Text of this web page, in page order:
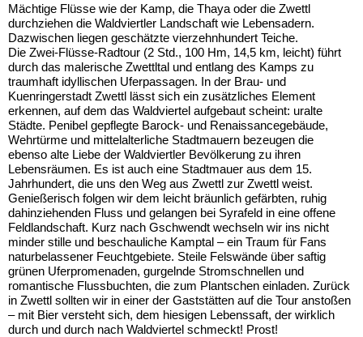
Mächtige Flüsse wie der Kamp, die Thaya oder die Zwettl
durchziehen die Waldviertler Landschaft wie Lebensadern.
Dazwischen liegen geschätzte vierzehnhundert Teiche.
Die Zwei-Flüsse-Radtour (2 Std., 100 Hm, 14,5 km, leicht) führt
durch das malerische Zwettltal und entlang des Kamps zu
traumhaft idyllischen Uferpassagen. In der Brau- und
Kuenringerstadt Zwettl lässt sich ein zusätzliches Element
erkennen, auf dem das Waldviertel aufgebaut scheint: uralte
Städte. Penibel gepflegte Barock- und Renaissancegebäude,
Wehrtürme und mittelalterliche Stadtmauern bezeugen die
ebenso alte Liebe der Waldviertler Bevölkerung zu ihren
Lebensräumen. Es ist auch eine Stadtmauer aus dem 15.
Jahrhundert, die uns den Weg aus Zwettl zur Zwettl weist.
Genießerisch folgen wir dem leicht bräunlich gefärbten, ruhig
dahinziehenden Fluss und gelangen bei Syrafeld in eine offene
Feldlandschaft. Kurz nach Gschwendt wechseln wir ins nicht
minder stille und beschauliche Kamptal – ein Traum für Fans
naturbelassener Feuchtgebiete. Steile Felswände über saftig
grünen Uferpromenaden, gurgelnde Stromschnellen und
romantische Flussbuchten, die zum Plantschen einladen. Zurück
in Zwettl sollten wir in einer der Gaststätten auf die Tour anstoßen
– mit Bier versteht sich, dem hiesigen Lebenssaft, der wirklich
durch und durch nach Waldviertel schmeckt! Prost!